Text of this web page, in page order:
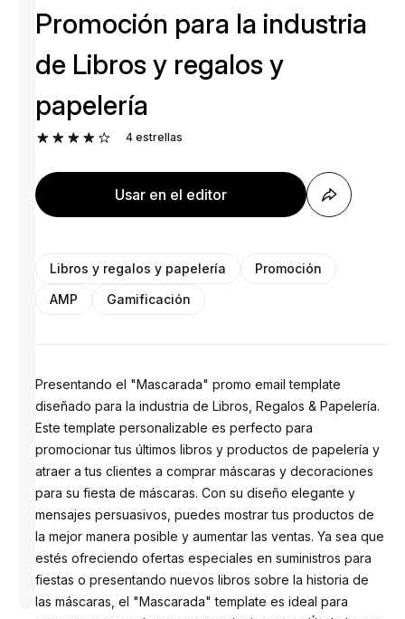
Diseñado
Anastasiia
Promoción para la industria
de Libros y regalos y
papelería
4 estrellas
Usar en el editor
Libros y regalos y papelería
Promoción
AMP
Gamificación
Presentando el "Mascarada" promo email template
diseñado para la industria de Libros, Regalos & Papelería.
Este template personalizable es perfecto para
promocionar tus últimos libros y productos de papelería y
atraer a tus clientes a comprar máscaras y decoraciones
para su fiesta de máscaras. Con su diseño elegante y
mensajes persuasivos, puedes mostrar tus productos de
la mejor manera posible y aumentar las ventas. Ya sea que
estés ofreciendo ofertas especiales en suministros para
fiestas o presentando nuevos libros sobre la historia de
las máscaras, el "Mascarada" template es ideal para